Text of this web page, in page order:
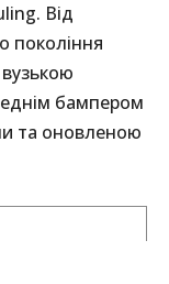
Від
покоління
бампером
та оновленою